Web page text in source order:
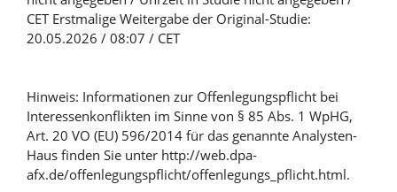
CET Erstmalige Weitergabe der Original-Studie:
20.05.2026 / 08:07 / CET
Hinweis: Informationen zur Offenlegungspflicht bei
Interessenkonflikten im Sinne von § 85 Abs. 1 WpHG,
Art. 20 VO (EU) 596/2014 für das genannte Analysten-
Haus finden Sie unter http://web.dpa-
afx.de/offenlegungspflicht/offenlegungs_pflicht.html.